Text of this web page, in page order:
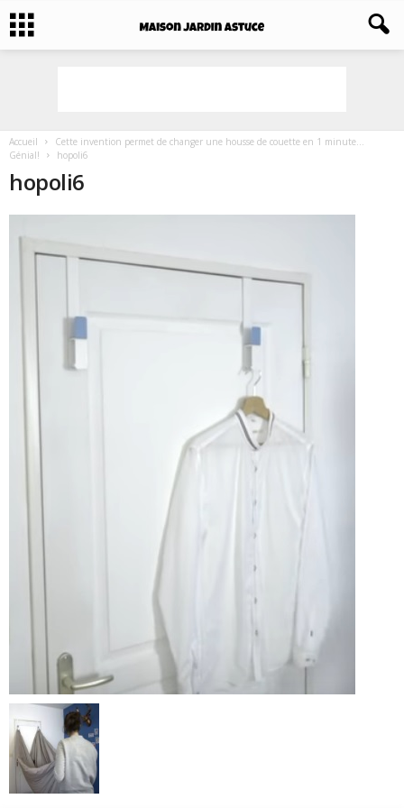
Accueil
Cette invention permet de changer une housse de couette en 1 minute…
Génial!
hopoli6
hopoli6